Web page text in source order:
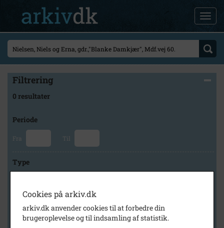
Filtrering
0 resultater
Periode
Fra Til
Type
Arkiv
Asperup Roerslev Lokalhistoriske Arkiv
Cookies på arkiv.dk
arkiv.dk anvender cookies til at forbedre din
brugeroplevelse og til indsamling af statistik.